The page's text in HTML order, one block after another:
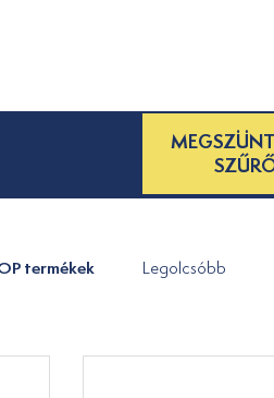
termékek Legolcsóbb